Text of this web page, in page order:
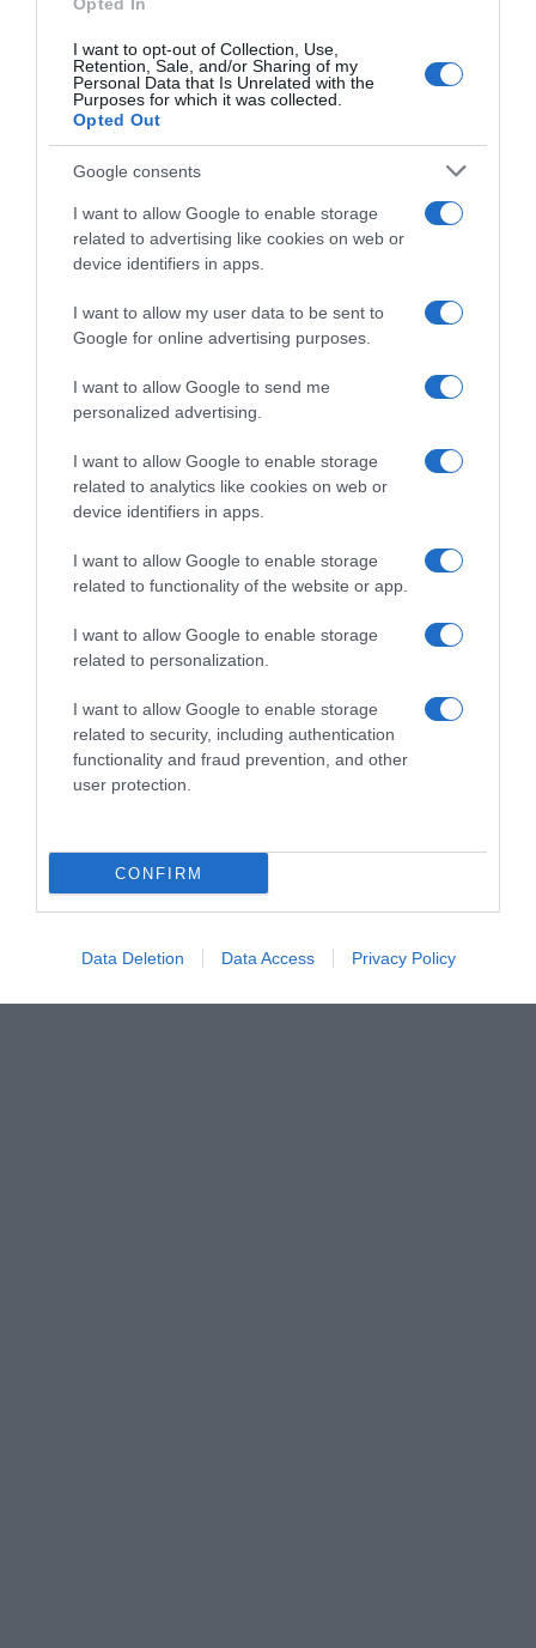
I want to opt-out of Collection, Use,
Retention, Sale, and/or Sharing of my
Personal Data that Is Unrelated with the
Purposes for which it was collected.
Opted Out
Google consents
I want to allow Google to enable storage
related to advertising like cookies on web or
device identifiers in apps.
I want to allow my user data to be sent to
Google for online advertising purposes.
I want to allow Google to send me
personalized advertising.
I want to allow Google to enable storage
related to analytics like cookies on web or
device identifiers in apps.
I want to allow Google to enable storage
related to functionality of the website or app.
I want to allow Google to enable storage
related to personalization.
I want to allow Google to enable storage
related to security, including authentication
functionality and fraud prevention, and other
user protection.
CONFIRM
Data Deletion Data Access Privacy Policy
Se souvenir de moi
Se connecter
Vous n'avez pas de compte ?
AILLEURS SUR LE WEB